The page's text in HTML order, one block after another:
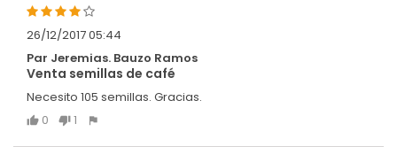
26/12/2017 05:44
Par Jeremias. Bauzo Ramos
Venta semillas de café
Necesito 105 semillas. Gracias.
0
1